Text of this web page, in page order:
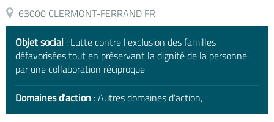
63000 CLERMONT-FERRAND FR
Objet social : Lutte contre l'exclusion des familles
défavorisées tout en préservant la dignité de la personne
par une collaboration réciproque
Domaines d'action : Autres domaines d'action,